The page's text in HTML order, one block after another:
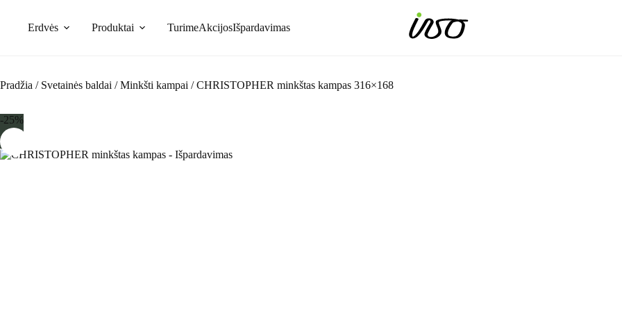
contentErdvės Produktai TurimeAkcijosIšpardavimas
Pradžia / Svetainės baldai / Minkšti kampai / CHRISTOPHER minkštas kampas 316×168
-25%